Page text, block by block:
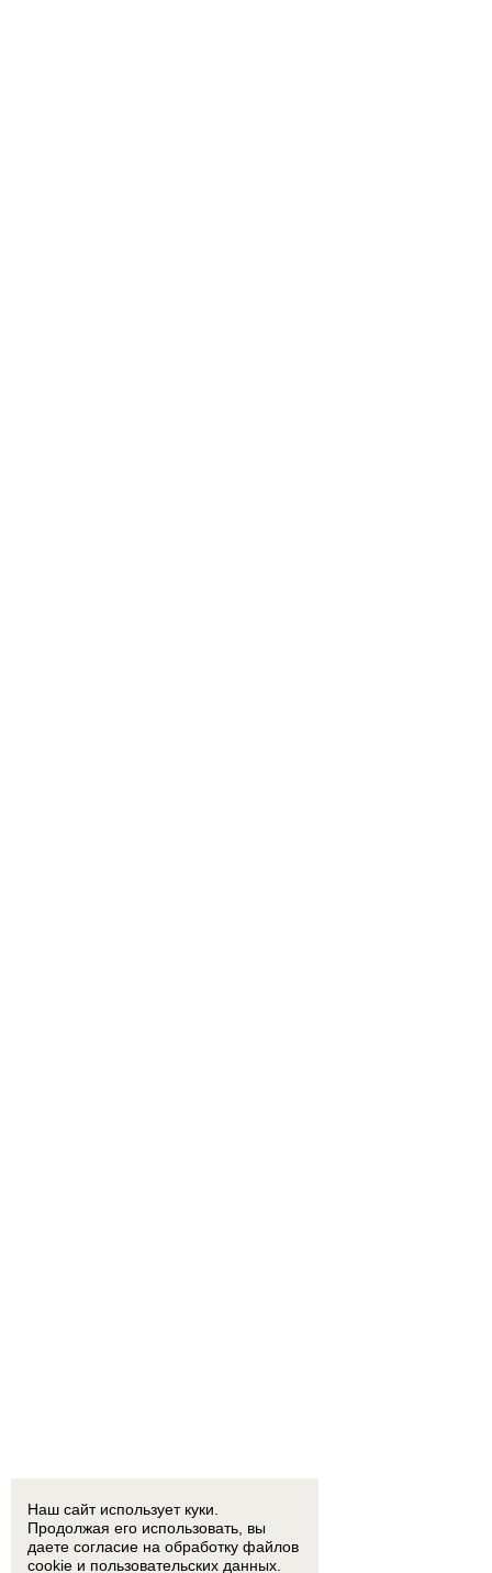
Наш сайт использует куки.
Продолжая его использовать, вы
даете согласие на обработку файлов
cookie и пользовательских данных.